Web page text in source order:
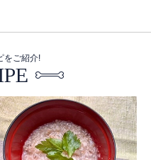
をご紹介!